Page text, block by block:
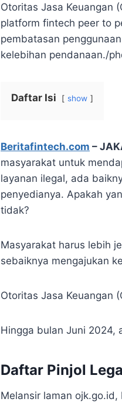
Otoritas Jasa Keuangan
platform fintech peer to
pembatasan
kelebihan pendanaan./
Daftar Isi show
Beritafintech.com –
masyarakat untuk
layanan ilegal, ada
penyedianya. Apakah
tidak?
Masyarakat harus lebih
sebaiknya mengajukan
Otoritas Jasa Keuangan
Hingga bulan Juni 2024,
Daftar Pinjol
Melansir laman